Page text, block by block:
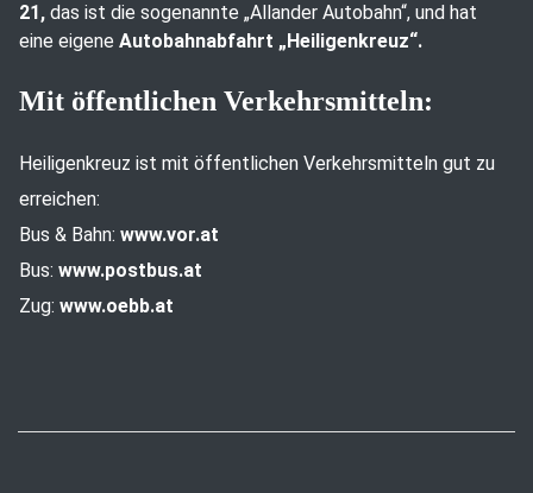
21, das ist die sogenannte „Allander Autobahn“, und hat
eine eigene Autobahnabfahrt „Heiligenkreuz“.
Mit öffentlichen Verkehrsmitteln:
Heiligenkreuz ist mit öffentlichen Verkehrsmitteln gut zu
erreichen:
Bus & Bahn: www.vor.at
Bus: www.postbus.at
Zug: www.oebb.at